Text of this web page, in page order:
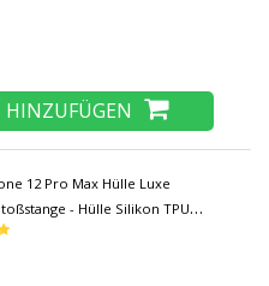
12 Pro Max Hülle Luxe
- Hülle Silikon TPU
Hellgrün